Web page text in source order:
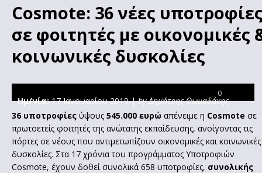
Cosmote: 36 νέες
σε φοιτητές με οικονομικές
κοινωνικές δυσκολίες
Ημ/νία:17 Ιανουαρίου 2019 |by Δημήτρης Θωμαδάκης
0
36 υποτροφίες ύψους 545.000 ευρώ απένειμε η Cosmote σε
πρωτοετείς φοιτητές της ανώτατης εκπαίδευσης, ανοίγοντας τις
πόρτες σε νέους που αντιμετωπίζουν οικονομικές και κοινωνικές
δυσκολίες. Στα 17 χρόνια του προγράμματος Υποτροφιών
Cosmote, έχουν δοθεί συνολικά 658 υποτροφίες, συνολικής